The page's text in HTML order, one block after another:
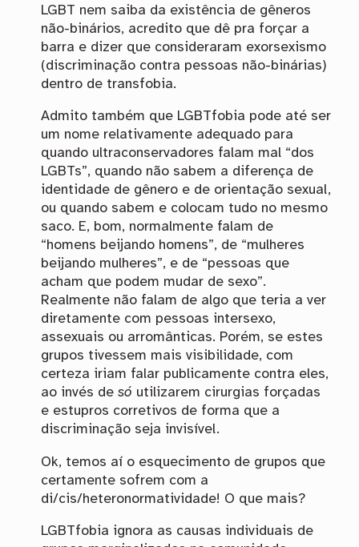
LGBT nem saiba da existência de gêneros
não-binários, acredito que dê pra forçar a
barra e dizer que consideraram exorsexismo
(discriminação contra pessoas não-binárias)
dentro de transfobia.
Admito também que LGBTfobia pode até ser
um nome relativamente adequado para
quando ultraconservadores falam mal “dos
LGBTs”, quando não sabem a diferença de
identidade de gênero e de orientação sexual,
ou quando sabem e colocam tudo no mesmo
saco. E, bom, normalmente falam de
“homens beijando homens”, de “mulheres
beijando mulheres”, e de “pessoas que
acham que podem mudar de sexo”.
Realmente não falam de algo que teria a ver
diretamente com pessoas intersexo,
assexuais ou arromânticas. Porém, se estes
grupos tivessem mais visibilidade, com
certeza iriam falar publicamente contra eles,
ao invés de só utilizarem cirurgias forçadas
e estupros corretivos de forma que a
discriminação seja invisível.
Ok, temos aí o esquecimento de grupos que
certamente sofrem com a
di/cis/heteronormatividade! O que mais?
LGBTfobia ignora as causas individuais de